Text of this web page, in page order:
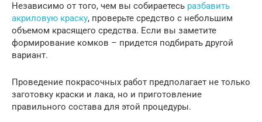
Независимо от того, чем вы собираетесь разбавить
акриловую краску, проверьте средство с небольшим
объемом красящего средства. Если вы заметите
формирование комков – придется подбирать другой
вариант.
Проведение покрасочных работ предполагает не только
заготовку краски и лака, но и приготовление
правильного состава для этой процедуры.